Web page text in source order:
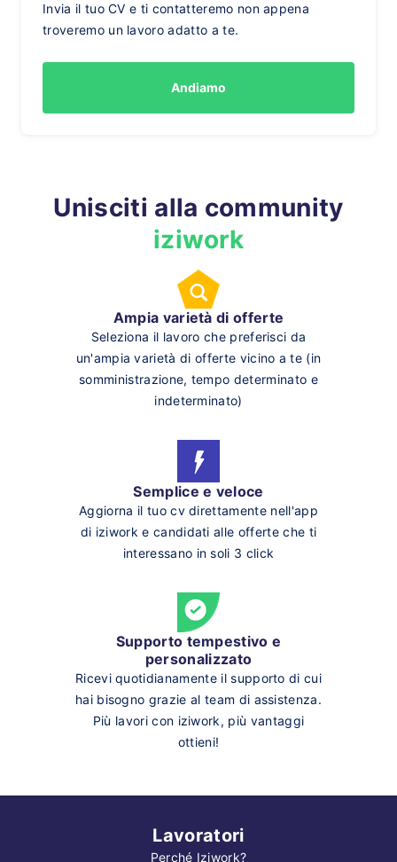
Invia il tuo CV e ti contatteremo non appena
troveremo un lavoro adatto a te.
Andiamo
Unisciti alla community
iziwork
Ampia varietà di offerte
Seleziona il lavoro che preferisci da
un'ampia varietà di offerte vicino a te (in
somministrazione, tempo determinato e
indeterminato)
Semplice e veloce
Aggiorna il tuo cv direttamente nell'app
di iziwork e candidati alle offerte che ti
interessano in soli 3 click
Supporto tempestivo e
personalizzato
Ricevi quotidianamente il supporto di cui
hai bisogno grazie al team di assistenza.
Più lavori con iziwork, più vantaggi
ottieni!
Lavoratori
Perché Iziwork?